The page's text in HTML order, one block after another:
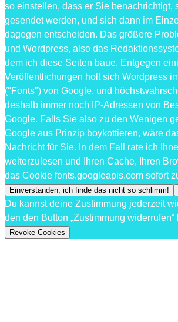
so einstellen, dass er Sie benachrichtigt,
gesendet werden, und sich dann im
dagegen entscheiden. Das größere
und Wordpress, also das
dem ich diese Seiten baue. Entgegen
Veröffentlichungen holt sich Wordpress
("Fonts") von Google, und
deshalb immer noch IP-Adressen von
Google. Falls Sie also zu den Wenigen
Google aus Prinzip boykottieren, wäre
Nachricht für Sie. In dem Fall rate ich
weiterzulesen und Ihren Cache, Ihren
das Cookie fonts.googleapis.com sofort
Einverstanden, ich finde das nicht so schlimm!
Du kannst deine Zustimmung jederzeit
den den Button „Zustimmung widerrufen“
Revoke Cookies